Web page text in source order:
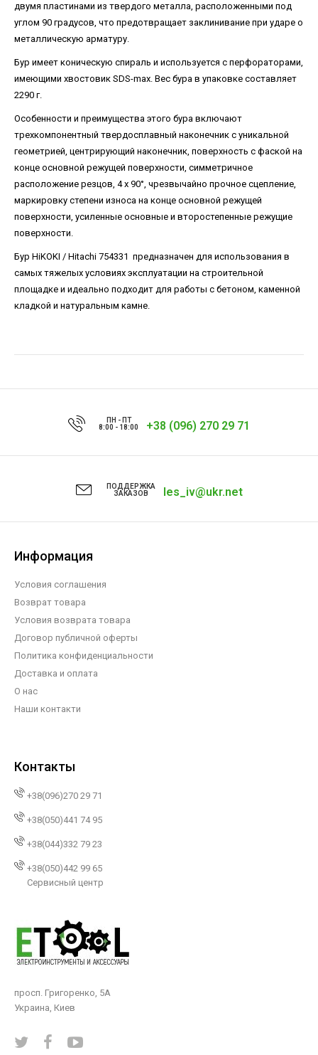
двумя пластинами из твердого металла, расположенными под
углом 90 градусов, что предотвращает заклинивание при ударе о
металлическую арматуру.
Бур имеет коническую спираль и используется с перфораторами,
имеющими хвостовик SDS-max. Вес бура в упаковке составляет
2290 г.
Особенности и преимущества этого бура включают
трехкомпонентный твердосплавный наконечник с уникальной
геометрией, центрирующий наконечник, поверхность с фаской на
конце основной режущей поверхности, симметричное
расположение резцов, 4 x 90°, чрезвычайно прочное сцепление,
маркировку степени износа на конце основной режущей
поверхности, усиленные основные и второстепенные режущие
поверхности.
Бур HiKOKI / Hitachi 754331 предназначен для использования в
самых тяжелых условиях эксплуатации на строительной
площадке и идеально подходит для работы с бетоном, каменной
кладкой и натуральным камне.
ПН - ПТ
8:00 - 18:00
+38 (096) 270 29 71
ПОДДЕРЖКА
ЗАКАЗОВ
les_iv@ukr.net
Информация
Условия соглашения
Возврат товара
Условия возврата товара
Договор публичной оферты
Политика конфиденциальности
Доставка и оплата
О нас
Наши контакти
Контакты
+38(096)270 29 71
+38(050)441 74 95
+38(044)332 79 23
+38(050)442 99 65
Сервисный центр
просп. Григоренко, 5А
Украина, Киев